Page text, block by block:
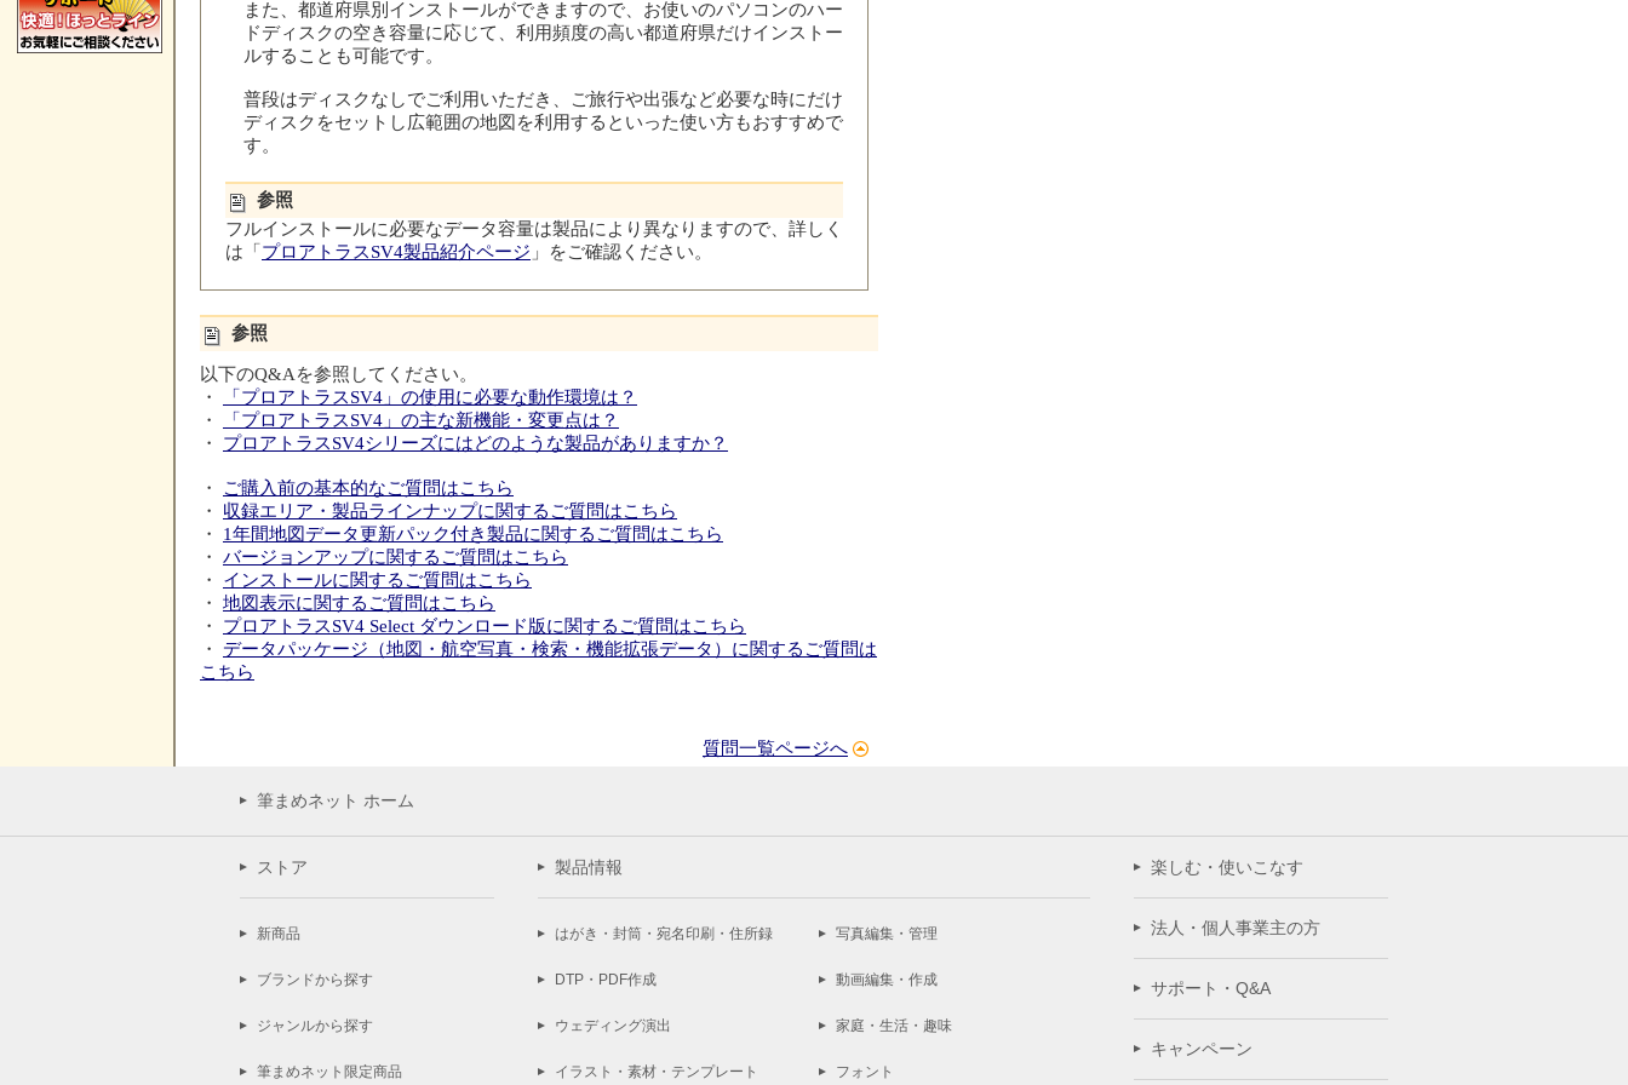
また、都道府県別インストールができますので、お使いのパソコンのハー
ドディスクの空き容量に応じて、利用頻度の高い都道府県だけインストー
ルすることも可能です。
普段はディスクなしでご利用いただき、ご旅行や出張など必要な時にだけ
ディスクをセットし広範囲の地図を利用するといった使い方もおすすめで
す。
参照
フルインストールに必要なデータ容量は製品により異なりますので、詳しく
は「 プロアトラスSV4製品紹介ページ 」をご確認ください。
参照
以下のQ&Aを参照してください。
・
「プロアトラスSV4」の使用に必要な動作環境は？
・
「プロアトラスSV4」の主な新機能・変更点は？
・ プロアトラスSV4シリーズにはどのような製品がありますか？
・
ご購入前の基本的なご質問はこちら
・ 収録エリア・製品ラインナップに関するご質問はこちら
・ 1年間地図データ更新パック付き製品に関するご質問はこちら
・ バージョンアップに関するご質問はこちら
・ インストールに関するご質問はこちら
・ 地図表示に関するご質問はこちら
・ プロアトラスSV4 Select ダウンロード版に関するご質問はこちら
・ データパッケージ（地図・航空写真・検索・機能拡張データ）に関するご質問は
こちら
質問一覧ページへ
筆まめネット ホーム
ストア
新商品
ブランドから探す
ジャンルから探す
筆まめネット限定商品
製品情報
はがき・封筒・宛名印刷・住所録 写真編集・管理
DTP・PDF作成 動画編集・作成
ウェディング演出 家庭・生活・趣味
イラスト・素材・テンプレート フォント
楽しむ・使いこなす
法人・個人事業主の方
サポート・Q&A
キャンペーン